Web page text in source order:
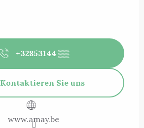
+32853144 ▒▒
Kontaktieren Sie uns
www.amay.be